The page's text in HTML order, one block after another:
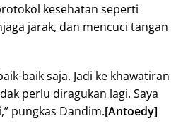
kesehatan seperti
jarak, dan mencuci tangan
baik saja. Jadi ke khawatiran
perlu diragukan lagi. Saya
pungkas Dandim.[Antoedy]